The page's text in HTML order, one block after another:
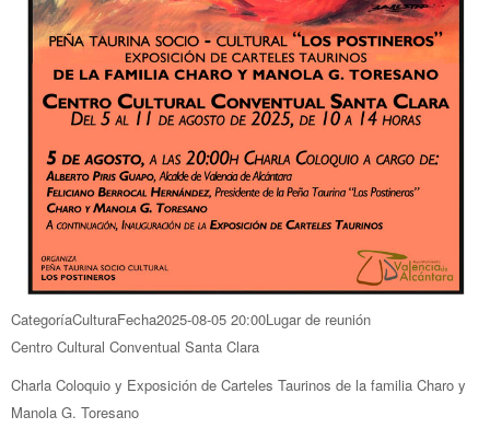
CategoríaCulturaFecha2025-08-05 20:00Lugar de reunión
Centro Cultural Conventual Santa Clara
Charla Coloquio y Exposición de Carteles Taurinos de la familia Charo y
Manola G. Toresano